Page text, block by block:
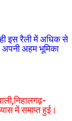
इस रैली में अधिक से
अहम भूमिका
में समाप्त हुई।